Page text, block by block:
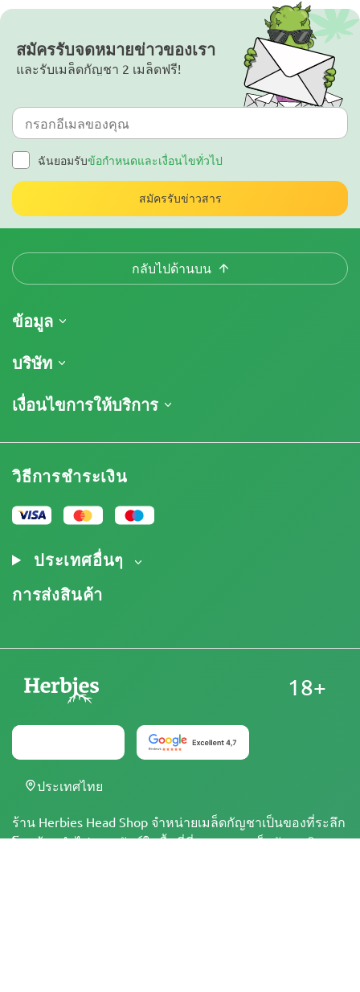
สมัครรับจดหมายข่าวของเรา
และรับเมล็ดกัญชา 2 เมล็ดฟรี!
ฉันยอมรับข้อกำหนดและเงื่อนไขทั่วไป
สมัครรับข่าวสาร
กลับไปด้านบน
ข้อมูล
การจัดส่งสินค้า
นโยบายการคืนสินค้า
โปรโมชั่น
บริษัท
เกี่ยวกับเรา
บทวิจารณ์
โปรแกรมพันธมิตรกัญชา
แผนผังเว็บไซต์
เงื่อนไขการให้บริการ
ข้อกำหนดและเงื่อนไข
นโยบายความเป็นส่วนตัว
นโยบายการใช้คุกกี้
วิธีการชำระเงิน
ประเทศอื่นๆ
การส่งสินค้า
ร้าน Herbies Head Shop จำหน่ายเมล็ดกัญชาเป็นของที่ระลึก
โดยห้ามนำไปเพาะพันธุ์ในพื้นที่ที่การเพาะเมล็ดกัญชาผิด
18+
ประเทศไทย